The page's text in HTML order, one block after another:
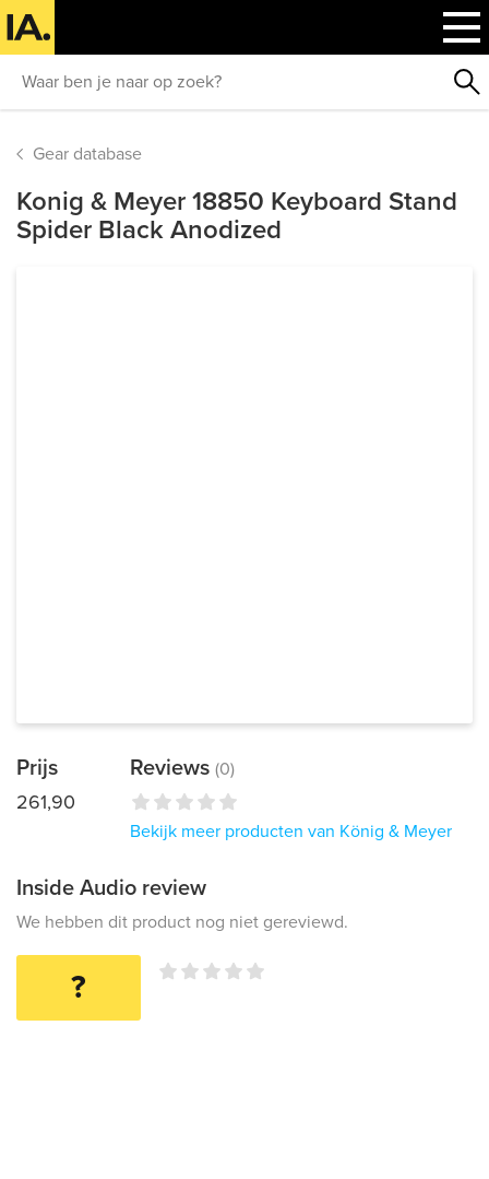
Gear database
Konig & Meyer 18850 Keyboard Stand
Spider Black Anodized
Prijs
261,90
Reviews (0)
Bekijk meer producten van König & Meyer
Inside Audio review
We hebben dit product nog niet gereviewd.
?